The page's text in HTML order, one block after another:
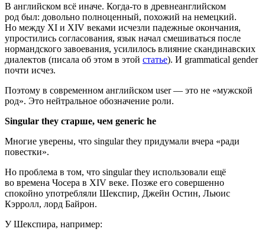
В английском всё иначе. Когда‑то в древнеанглийском
род был: довольно полноценный, похожий на немецкий.
Но между XI и XIV веками исчезли падежные окончания,
упростились согласования, язык начал смешиваться после
нормандского завоевания, усилилось влияние скандинавских
диалектов (писала об этом в этой статье). И grammatical gender
почти исчез.
Поэтому в современном английском user — это не «мужской
род». Это нейтральное обозначение роли.
Singular they старше, чем generic he
Многие уверены, что singular they придумали вчера «ради
повестки».
Но проблема в том, что singular they использовали ещё
во времена Чосера в XIV веке. Позже его совершенно
спокойно употребляли Шекспир, Джейн Остин, Льюис
Кэрролл, лорд Байрон.
У Шекспира, например: